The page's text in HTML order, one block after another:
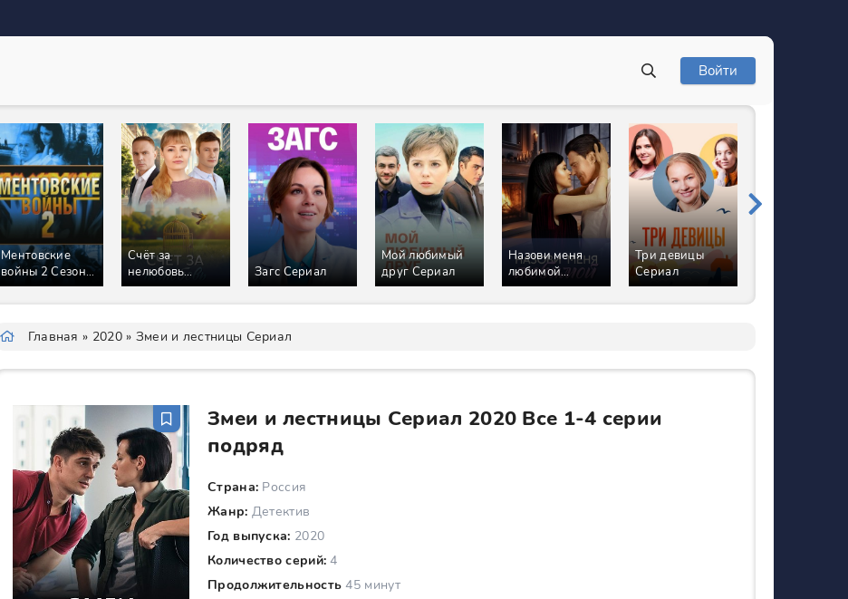
Войти
Ментовские
войны 2 Сезон
Сериал
Счёт за
нелюбовь
Сериал
Загс Сериал
Мой любимый
друг Сериал
Назови меня
любимой
Сериал
Три девицы
Сериал
Главная » 2020» Змеи и лестницы Сериал
Змеи и лестницы Сериал 2020 Все 1-4 серии
подряд
Страна: Россия
Жанр: Детектив
Год выпуска: 2020
Количество серий: 4
Продолжительность 45 минут